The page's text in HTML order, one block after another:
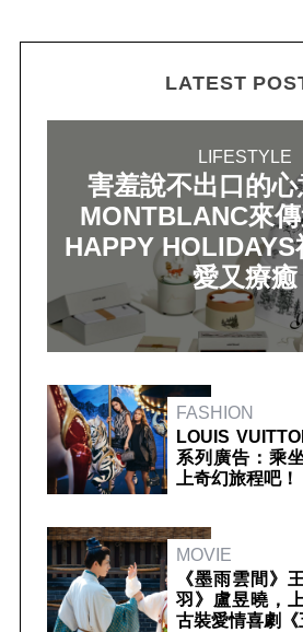
LATEST
LIFESTYLE
害羞說不出口的
MONTBLANC來
HAPPY HOLIDAYS
愛又療癒
FASHION
LOUIS
系列廣告：乘
上奇幻旅程吧！
MOVIE
《墨雨雲間》
羽》盧昱曉，
古裝愛情喜劇《